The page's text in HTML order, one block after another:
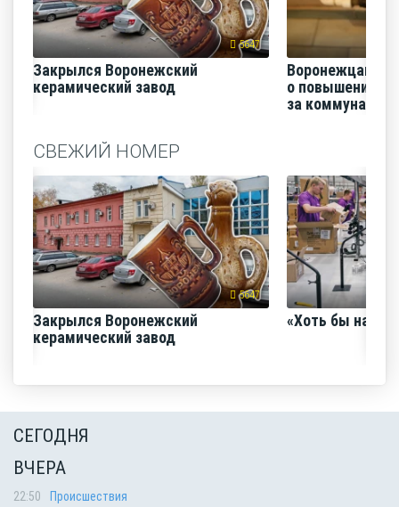
5647
Закрылся Воронежский
керамический завод
Воронежцам
о повышении
за
СВЕЖИЙ НОМЕР
5647
Закрылся Воронежский
керамический завод
«Хоть бы наш
СЕГОДНЯ
ВЧЕРА
22:50 Происшествия